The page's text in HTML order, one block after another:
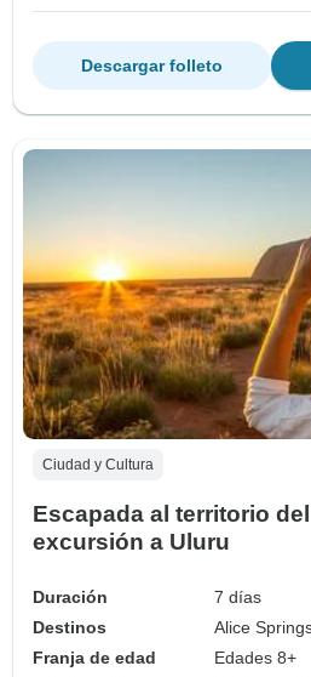
Descargar folleto
Ciudad y Cultura
Escapada al territorio
excursión a Uluru
Duración
7 días
Destinos
Alice
Franja de edad
Edades 8+